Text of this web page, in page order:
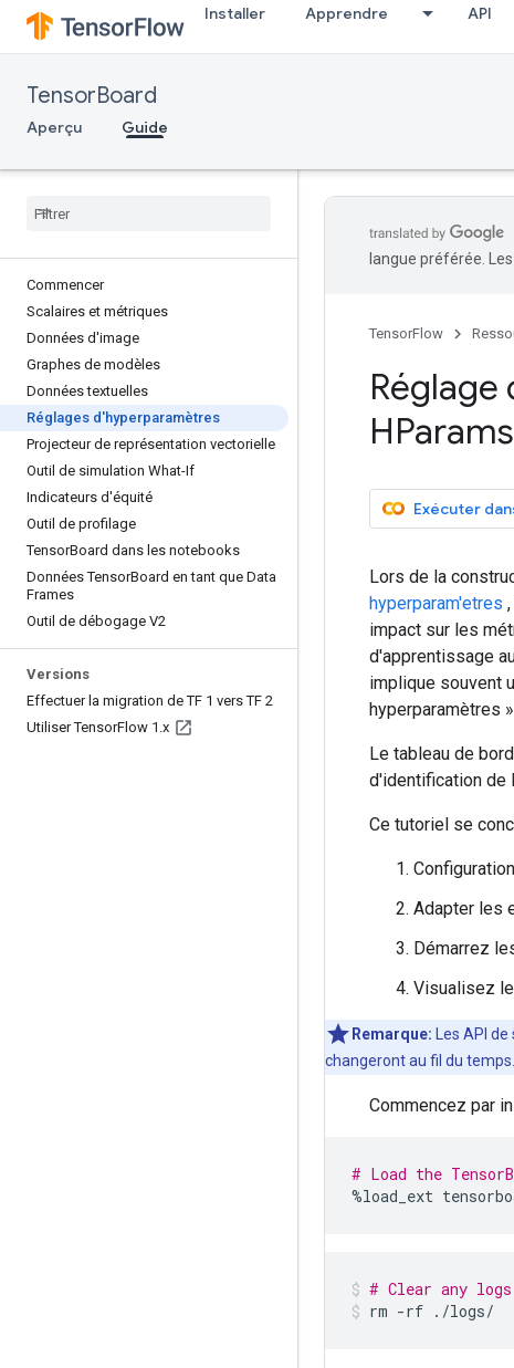
Installer Apprendre API
TensorBoard
Aperçu Guide
Commencer
Scalaires et métriques
Données d'image
Graphes de modèles
Données textuelles
Réglages d'hyperparamètres
Projecteur de représentation vectorielle
Outil de simulation What-If
Indicateurs d'équité
Outil de profilage
TensorBoard dans les notebooks
Données TensorBoard en tant que Data
Frames
Outil de débogage V2
Versions
Effectuer la migration de TF 1 vers TF 2
Utiliser TensorFlow 1 .x
langue préférée.
TensorFlow
HParams
Exécuter
Lors de la
hyperparam'etres
impact sur les
d'apprentissage
implique souvent
hyperparamètres
Le tableau de
d'identification de
Ce tutoriel se
Adapter les
Démarrez
Visualisez
Remarque: Les API
changerontau fil du temps.
Commencez par
# Load the
%load_ext
# Clear any
rm -rf ./logs/